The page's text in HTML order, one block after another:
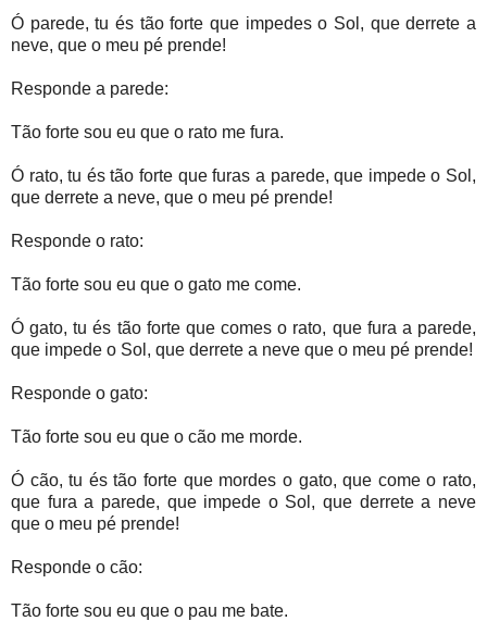
Ó parede, tu és tão forte que impedes o Sol, que derrete a
neve, que o meu pé prende!
Responde a parede:
Tão forte sou eu que o rato me fura.
Ó rato, tu és tão forte que furas a parede, que impede o Sol,
que derrete a neve, que o meu pé prende!
Responde o rato:
Tão forte sou eu que o gato me come.
Ó gato, tu és tão forte que comes o rato, que fura a parede,
que impede o Sol, que derrete a neve que o meu pé prende!
Responde o gato:
Tão forte sou eu que o cão me morde.
Ó cão, tu és tão forte que mordes o gato, que come o rato,
que fura a parede, que impede o Sol, que derrete a neve
que o meu pé prende!
Responde o cão:
Tão forte sou eu que o pau me bate.